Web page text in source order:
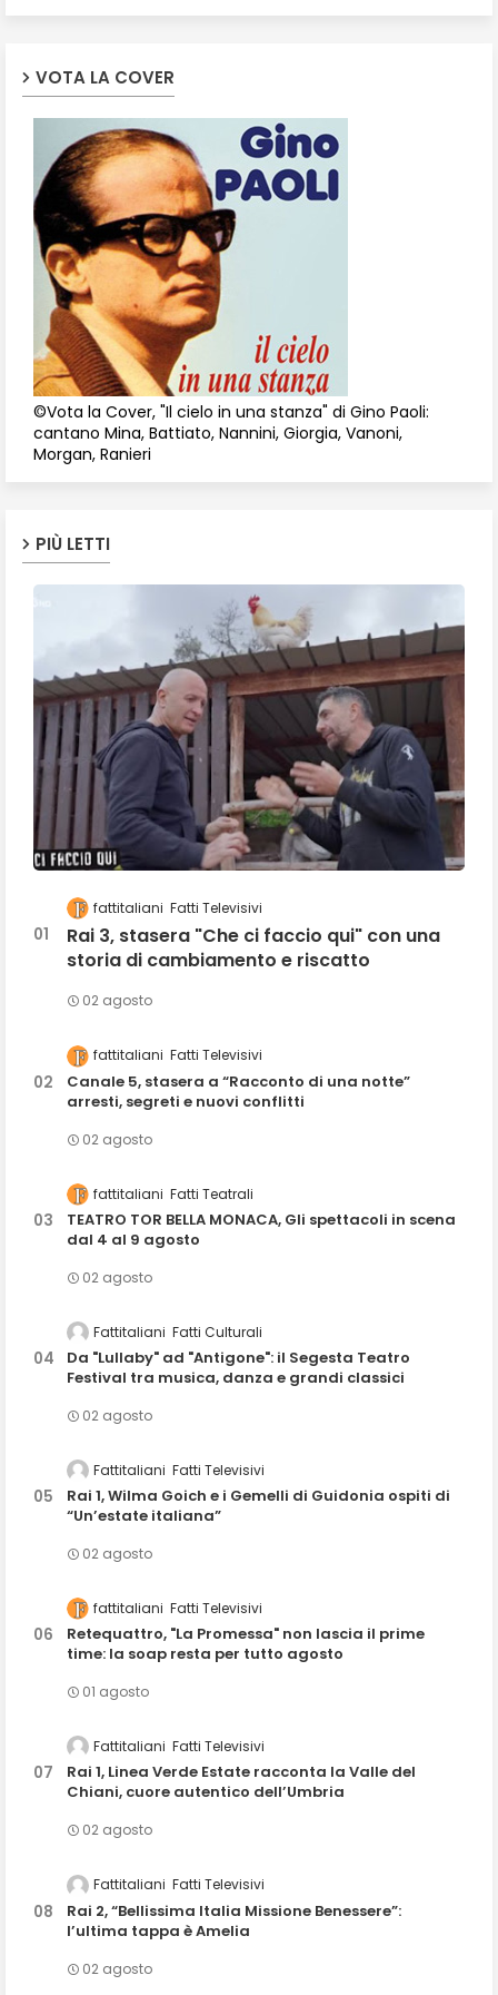
VOTA LA COVER
©Vota la Cover, "Il cielo in una stanza" di Gino Paoli:
cantano Mina, Battiato, Nannini, Giorgia, Vanoni,
Morgan, Ranieri
PIÙ LETTI
fattitaliani Fatti Televisivi
Rai 3, stasera "Che ci faccio qui" con una
storia di cambiamento e riscatto
02 agosto
fattitaliani Fatti Televisivi
Canale 5, stasera a “Racconto di una notte”
arresti, segreti e nuovi conflitti
02 agosto
fattitaliani Fatti Teatrali
TEATRO TOR BELLA MONACA, Gli spettacoli in scena
dal 4 al 9 agosto
02 agosto
Fattitaliani Fatti Culturali
Da "Lullaby" ad "Antigone": il Segesta Teatro
Festival tra musica, danza e grandi classici
02 agosto
Fattitaliani Fatti Televisivi
Rai 1, Wilma Goich e i Gemelli di Guidonia ospiti di
“Un’estate italiana”
02 agosto
fattitaliani Fatti Televisivi
Retequattro, "La Promessa" non lascia il prime
time: la soap resta per tutto agosto
01 agosto
Fattitaliani Fatti Televisivi
Rai 1, Linea Verde Estate racconta la Valle del
Chiani, cuore autentico dell’Umbria
02 agosto
Fattitaliani Fatti Televisivi
Rai 2, “Bellissima Italia Missione Benessere”:
l’ultima tappa è Amelia
02 agosto